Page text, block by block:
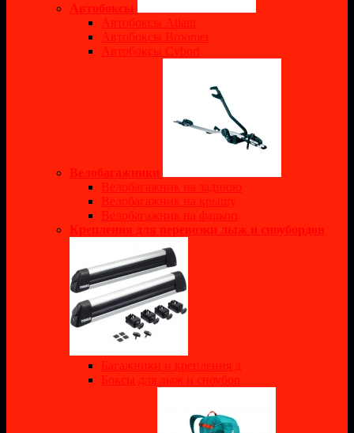
Автобоксы
Автобоксы Atlant
Автобоксы Broomer
Автобоксы Cybort
Велобагажники
Велобагажник на заднюю
Велобагажник на крышу
Велобагажник на фаркоп
Крепления для перевозки лыж и сноубордов
Багажники и крепления д
Боксы для лыж и сноубор